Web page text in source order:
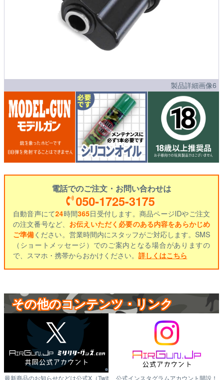
製品詳細画像6
電話でのご注文・お問い合わせは
050-1725-3175
自動音声にて24時間365日受付します。商品ページIDやご注文
の注文番号など、 お伝えいただく必要のある内容をあらかじめ
ご準備ください。営業時間内にスタッフがご対応します。SMS
（ショートメッセージ）でのご案内となる場合がありますの
で、スマホ・携帯からおかけください。 詳しくはこちら
その他のコンテンツ・リンク
最新商品のお知らせなどは公式X（Twit
公式インスタグラムアカウント開設！